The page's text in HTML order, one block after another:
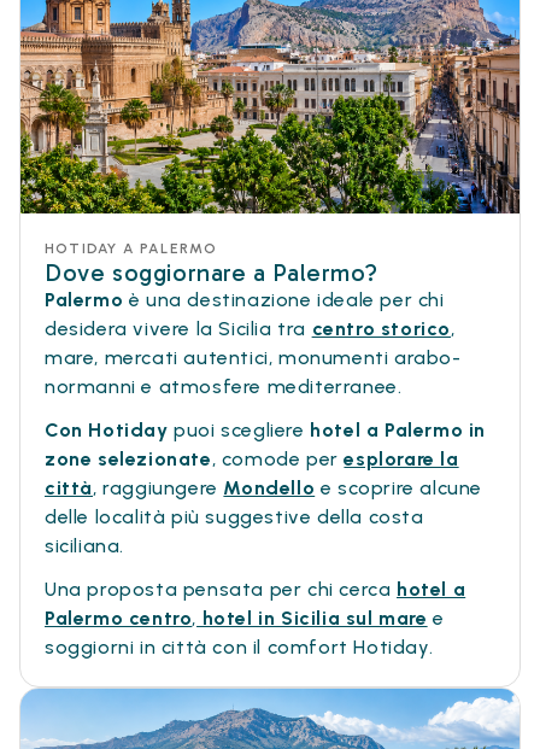
HOTIDAY A PALERMO
Dove soggiornare a Palermo?
Palermo è una destinazione ideale per chi
desidera vivere la Sicilia tra centro storico,
mare, mercati autentici, monumenti arabo-
normanni e atmosfere mediterranee.
Con Hotiday puoi scegliere hotel a Palermo in
zone selezionate, comode peresplorare la
città, raggiungere Mondello e scoprire alcune
delle località più suggestive della costa
siciliana.
Una proposta pensata per chi cerca hotel a
Palermo centro, hotel in Sicilia sul mare e
soggiorni in città con il comfort Hotiday.